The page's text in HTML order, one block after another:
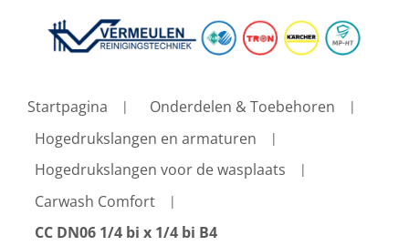
Startpagina
Onderdelen & Toebehoren
Hogedrukslangen en armaturen
Hogedrukslangen voor de wasplaats
Carwash Comfort
CC DN06 1/4 bi x 1/4 bi B4